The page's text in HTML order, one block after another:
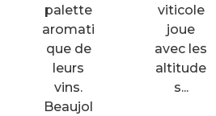
palette
aromati
que de
leurs
vins.
Beaujol
viticole
joue
avec les
altitude
s...